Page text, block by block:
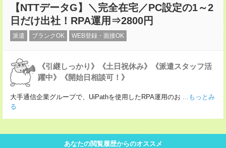
【NTTデータG】＼完全在宅／PC設定の1～2
日だけ出社！RPA運用⇒2800円
派遣 ブランクOK WEB登録・面接OK
《引継しっかり》《土日祝休み》《派遣スタッフ活
躍中》《開始日相談可！》
大手通信企業グループで、UiPathを使用したRPA運用のお ...もっとみ
る
あなたの閲覧履歴からのオススメ